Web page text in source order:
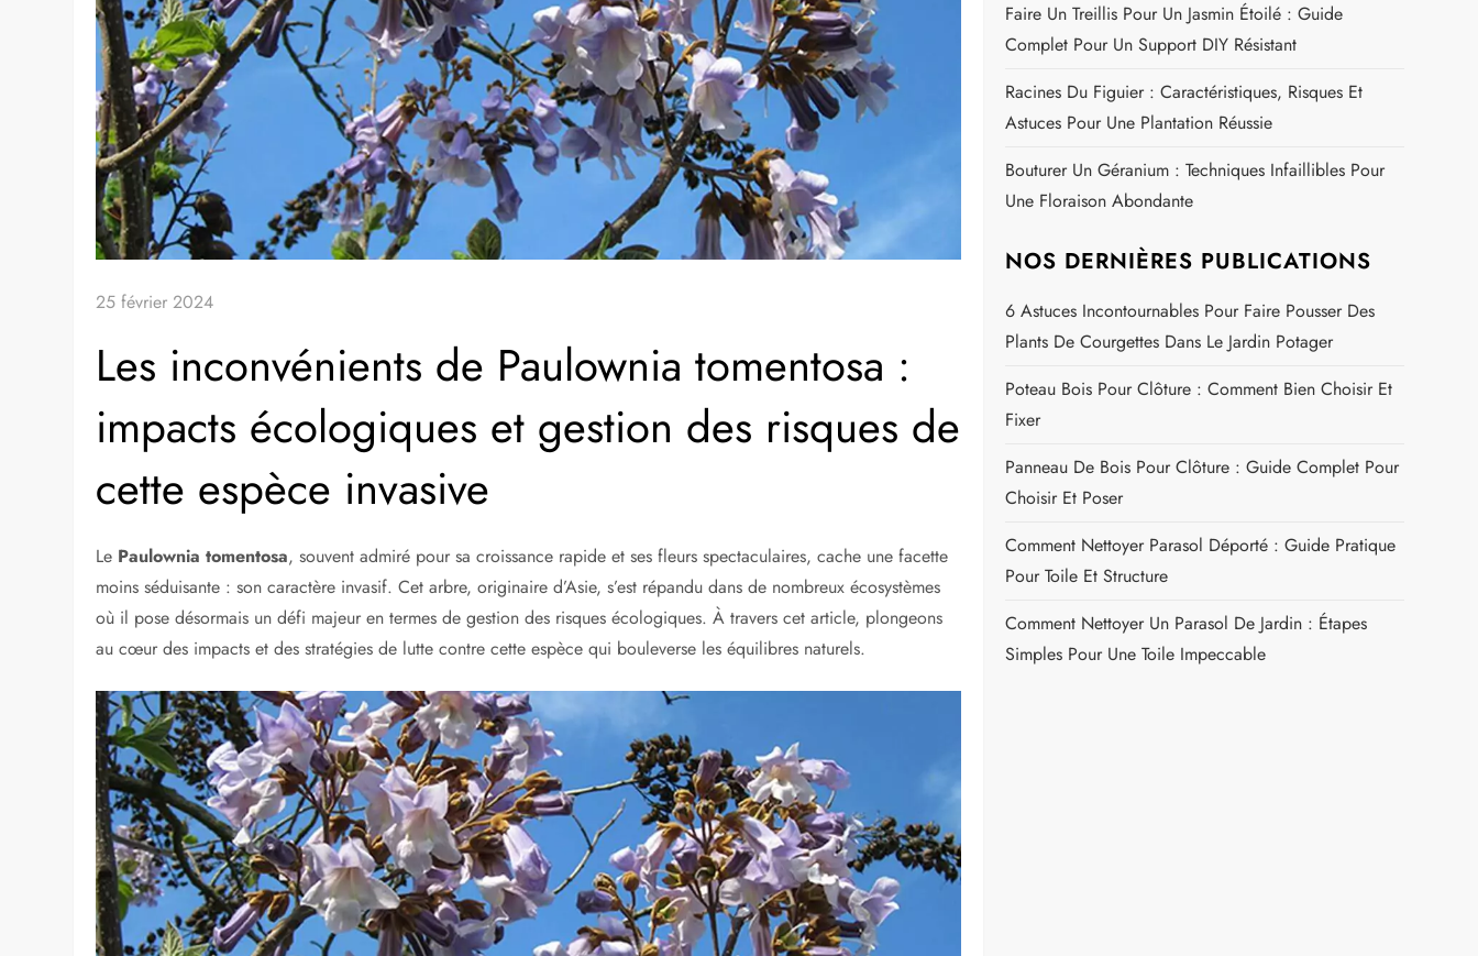
25 février 2024
Les inconvénients de Paulownia tomentosa :
impacts écologiques et gestion des risques de
cette espèce invasive
Le Paulownia tomentosa, souvent admiré pour sa croissance rapide et ses fleurs spectaculaires, cache une facette
moins séduisante : son caractère invasif. Cet arbre, originaire d’Asie, s’est répandu dans de nombreux écosystèmes
où il pose désormais un défi majeur en termes de gestion des risques écologiques. À travers cet article, plongeons
au cœur des impacts et des stratégies de lutte contre cette espèce qui bouleverse les équilibres naturels.
Faire Un Treillis Pour Un Jasmin Étoilé : Guide
Complet Pour Un Support DIY Résistant
Racines Du Figuier : Caractéristiques, Risques Et
Astuces Pour Une Plantation Réussie
Bouturer Un Géranium : Techniques Infaillibles Pour
Une Floraison Abondante
NOS DERNIÈRES PUBLICATIONS
6 Astuces Incontournables Pour Faire Pousser Des
Plants De Courgettes Dans Le Jardin Potager
Poteau Bois Pour Clôture : Comment Bien Choisir Et
Fixer
Panneau De Bois Pour Clôture : Guide Complet Pour
Choisir Et Poser
Comment Nettoyer Parasol Déporté : Guide Pratique
Pour Toile Et Structure
Comment Nettoyer Un Parasol De Jardin : Étapes
Simples Pour Une Toile Impeccable